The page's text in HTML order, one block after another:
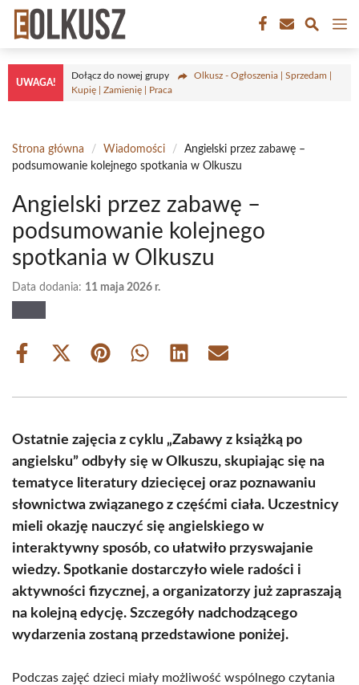
Przejdź
treści
UWAGA!
Dołącz do nowej grupy
Olkusz - Ogłoszenia | Sprzedam |
Kupię | Zamienię | Praca
Strona główna / Wiadomości /
Angielski przez zabawę –
podsumowanie kolejnego spotkania w Olkuszu
Angielski przez zabawę –
podsumowanie kolejnego
spotkania w Olkuszu
Data dodania: 11 maja 2026 r.
Share
Share
(Twitter)
Share Share Share Share
Ostatnie zajęcia z cyklu „Zabawy z książką po
angielsku” odbyły się w Olkuszu, skupiając się na
tematyce literatury dziecięcej oraz poznawaniu
słownictwa związanego z częśćmi ciała. Uczestnicy
mieli okazję nauczyć się angielskiego w
interaktywny sposób, co ułatwiło przyswajanie
wiedzy. Spotkanie dostarczyło wiele radości i
aktywności fizycznej, a organizatorzy już zapraszają
na kolejną edycję. Szczegóły nadchodzącego
wydarzenia zostaną przedstawione poniżej.
Podczas zajęć dzieci miały możliwość wspólnego czytania